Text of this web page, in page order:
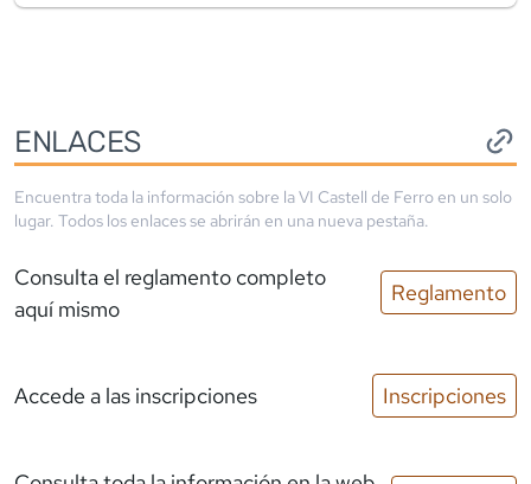
ENLACES
Encuentra toda la información sobre laVI Castell de Ferro en un solo
lugar. Todos los enlaces se abrirán en una nueva pestaña.
Consulta el reglamento completo
aquí mismo
Reglamento
Accede a las inscripciones Inscripciones